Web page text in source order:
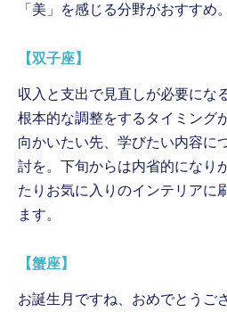
「美」を感じる分野がおすすめ。
【双子座】
収入と支出で見直しが必要にな
根本的な調整をするタイミング
向かいたい先、学びたい内容に
討を。下旬からは内省的になり
たりお気に入りのインテリアに
ます。
【蟹座】
お誕生月ですね、おめでとうご